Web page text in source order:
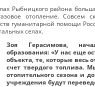
Рыбницкого района
отопление. Совсем
гуманитарной помощи
селах.
Зоя Герасимова,
образования: «У нас еще
объекта, те, которые весь
счет твердого топлива.
отопительного сезона и
учреждения будут